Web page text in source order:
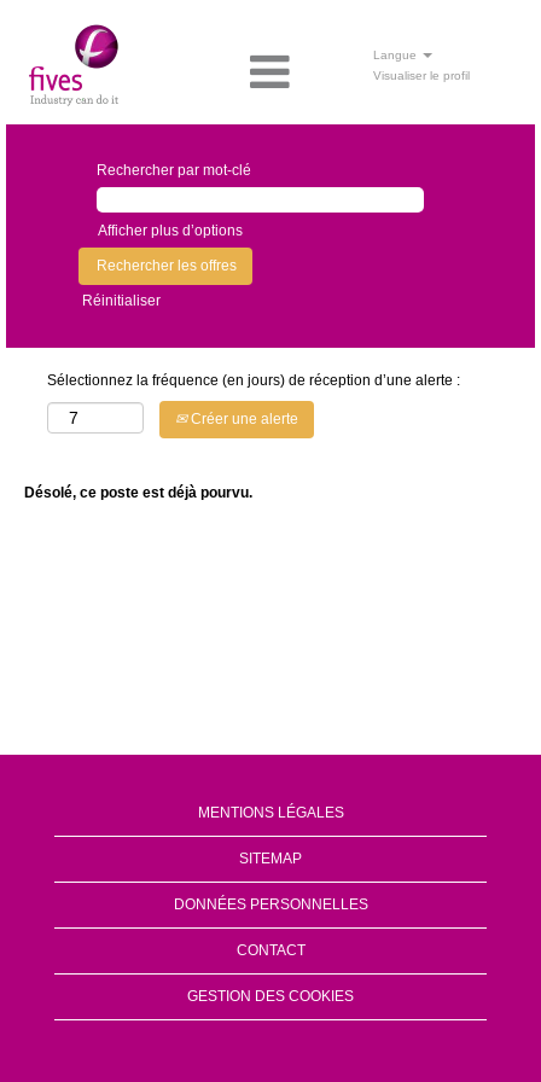
Langue
Visualiser le profil
Rechercher par mot-clé
Afficher plus d’options
Réinitialiser
Sélectionnez la fréquence (en jours) de réception d’une alerte :
Créer une alerte
Désolé, ce poste est déjà pourvu.
MENTIONS LÉGALES
SITEMAP
DONNÉES PERSONNELLES
CONTACT
GESTION DES COOKIES